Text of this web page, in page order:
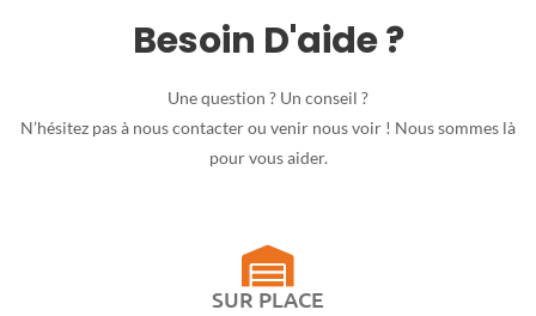
Besoin D'aide ?
Une question ? Un conseil ?
N’hésitez pas à nous contacter ou venir nous voir ! Nous sommes là
pour vous aider.
SUR PLACE